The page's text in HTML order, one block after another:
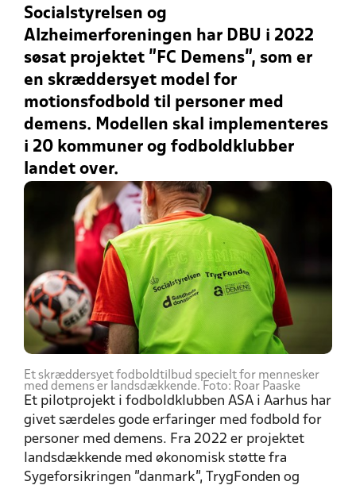
Socialstyrelsen og
Alzheimerforeningen har DBU i 2022
søsat projektet ”FC Demens”, som er
en skræddersyet model for
motionsfodbold til personer med
demens. Modellen skal implementeres
i 20 kommuner og fodboldklubber
landet over.
Et skræddersyet fodboldtilbud specielt for mennesker
med demens er landsdækkende. Foto: Roar Paaske
Et pilotprojekt i fodboldklubben ASA i Aarhus har
givet særdeles gode erfaringer med fodbold for
personer med demens. Fra 2022 er projektet
landsdækkende med økonomisk støtte fra
Sygeforsikringen "danmark", TrygFonden og